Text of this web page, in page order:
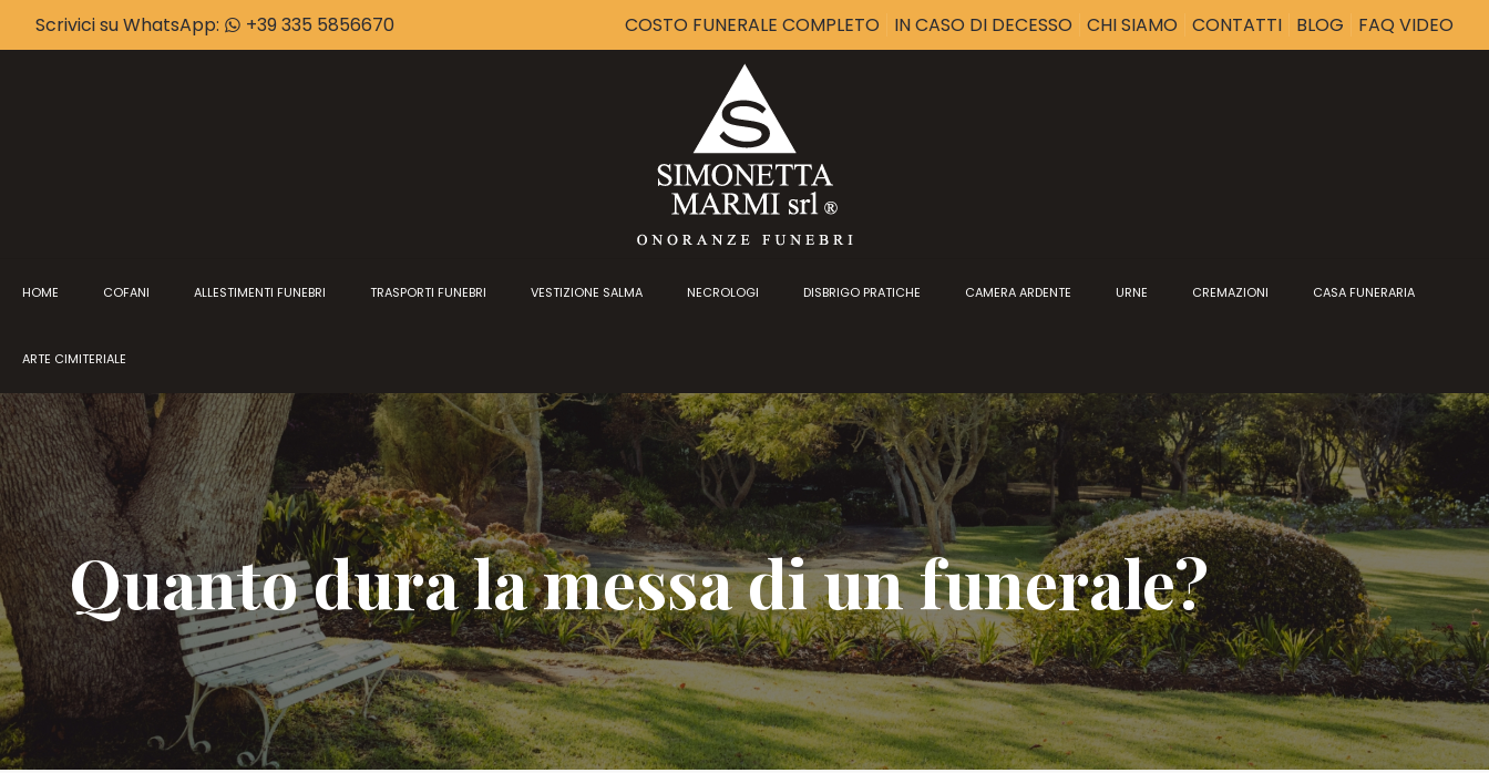
Scrivici su WhatsApp: +39 335 5856670 COSTO FUNERALE COMPLETO IN CASO DI DECESSO CHI SIAMO CONTATTI BLOG FAQ VIDEO
HOME COFANI ALLESTIMENTI FUNEBRI TRASPORTI FUNEBRI VESTIZIONE SALMA NECROLOGI DISBRIGO PRATICHE CAMERA ARDENTE URNE CREMAZIONI CASA FUNERARIA
ARTE CIMITERIALE
Quanto dura la messa di un funerale?